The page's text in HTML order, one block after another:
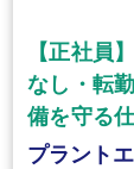
【正社員
なし・転
備を守る
プラント